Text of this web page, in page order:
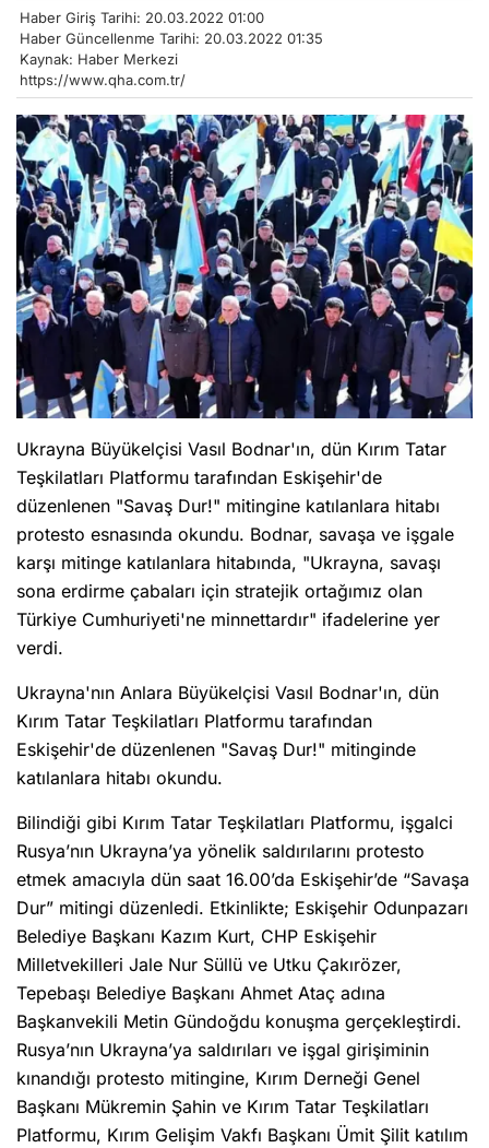
Haber Giriş Tarihi: 20.03.2022 01:00
Haber Güncellenme Tarihi: 20.03.2022 01:35
Kaynak: Haber Merkezi
https://www.qha.com.tr/
Ukrayna Büyükelçisi Vasıl Bodnar'ın, dün Kırım Tatar
Teşkilatları Platformu tarafından Eskişehir'de
düzenlenen "Savaş Dur!" mitingine katılanlara hitabı
protesto esnasında okundu. Bodnar, savaşa ve işgale
karşı mitinge katılanlara hitabında, "Ukrayna, savaşı
sona erdirme çabaları için stratejik ortağımız olan
Türkiye Cumhuriyeti'ne minnettardır" ifadelerine yer
verdi.
Ukrayna'nın Anlara Büyükelçisi Vasıl Bodnar'ın, dün
Kırım Tatar Teşkilatları Platformu tarafından
Eskişehir'de düzenlenen "Savaş Dur!" mitinginde
katılanlara hitabı okundu.
Bilindiği gibi Kırım Tatar Teşkilatları Platformu, işgalci
Rusya’nın Ukrayna’ya yönelik saldırılarını protesto
etmek amacıyla dün saat 16.00’da Eskişehir’de “Savaşa
Dur” mitingi düzenledi. Etkinlikte; Eskişehir Odunpazarı
Belediye Başkanı Kazım Kurt, CHP Eskişehir
Milletvekilleri Jale Nur Süllü ve Utku Çakırözer,
Tepebaşı Belediye Başkanı Ahmet Ataç adına
Başkanvekili Metin Gündoğdu konuşma gerçekleştirdi.
Rusya’nın Ukrayna’ya saldırıları ve işgal girişiminin
kınandığı protesto mitingine, Kırım Derneği Genel
Başkanı Mükremin Şahin ve Kırım Tatar Teşkilatları
Platformu, Kırım Gelişim Vakfı Başkanı Ümit Şilit katılım